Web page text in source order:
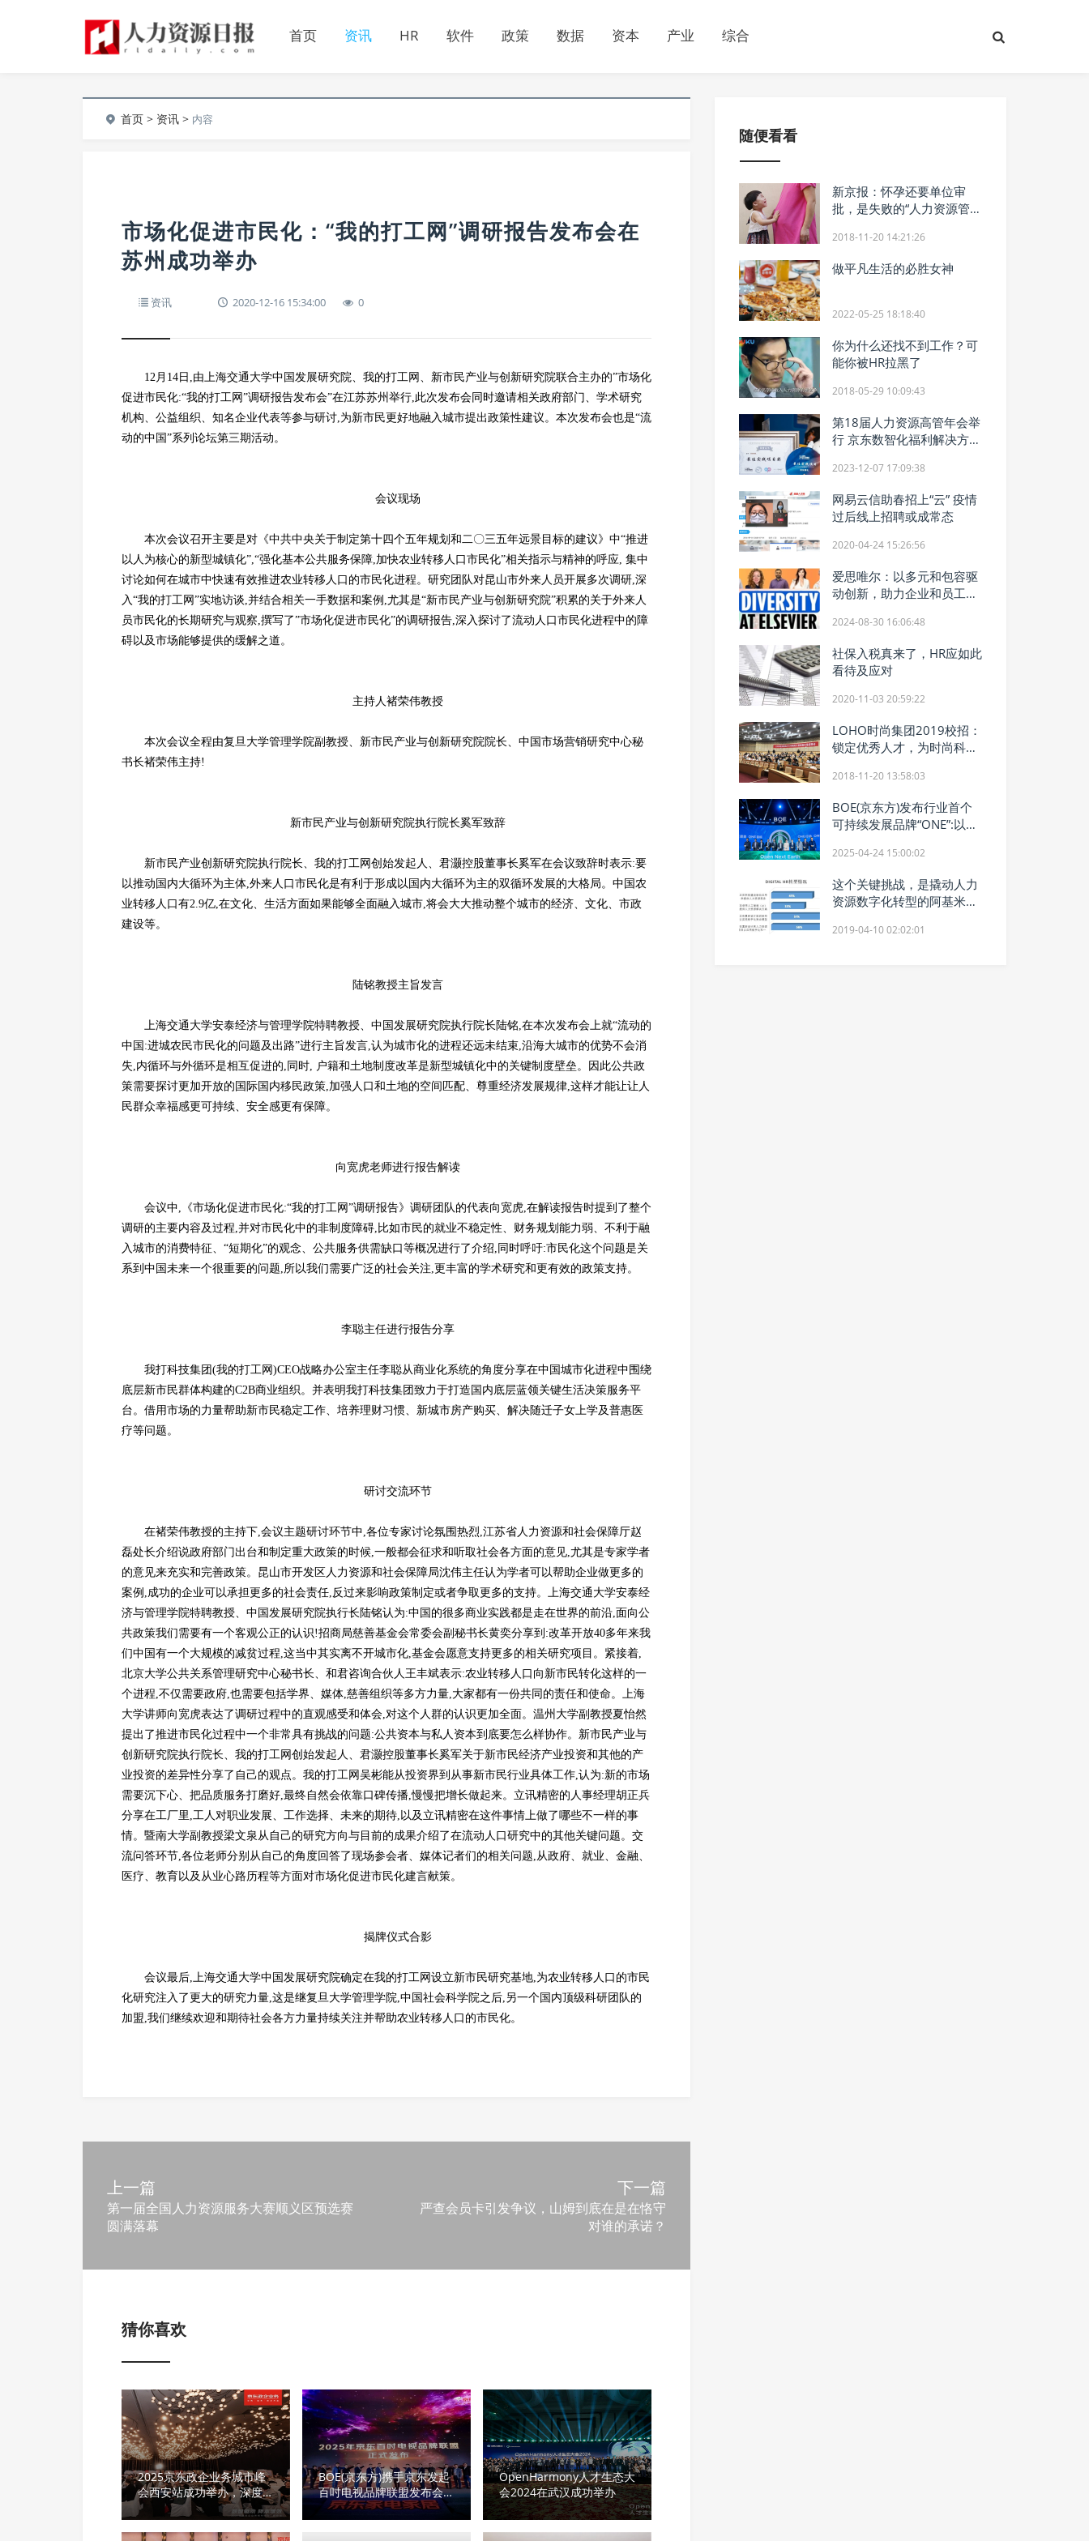
首页 资讯 HR 软件 政策 数据 资本 产业 综合
首页 > 资讯 > 内容
市场化促进市民化：“我的打工网”调研报告发布会在
苏州成功举办
资讯 2020-12-16 15:34:00 0
12月14日,由上海交通大学中国发展研究院、我的打工网、新市民产业与创新研究院联合主办的”市场化
促进市民化:“我的打工网”调研报告发布会”在江苏苏州举行,此次发布会同时邀请相关政府部门、学术研究
机构、公益组织、知名企业代表等参与研讨,为新市民更好地融入城市提出政策性建议。本次发布会也是“流
动的中国”系列论坛第三期活动。
会议现场
本次会议召开主要是对《中共中央关于制定第十四个五年规划和二〇三五年远景目标的建议》中“推进
以人为核心的新型城镇化”,“强化基本公共服务保障,加快农业转移人口市民化”相关指示与精神的呼应, 集中
讨论如何在城市中快速有效推进农业转移人口的市民化进程。研究团队对昆山市外来人员开展多次调研,深
入“我的打工网”实地访谈,并结合相关一手数据和案例,尤其是“新市民产业与创新研究院”积累的关于外来人
员市民化的长期研究与观察,撰写了”市场化促进市民化”的调研报告,深入探讨了流动人口市民化进程中的障
碍以及市场能够提供的缓解之道。
主持人褚荣伟教授
本次会议全程由复旦大学管理学院副教授、新市民产业与创新研究院院长、中国市场营销研究中心秘
书长褚荣伟主持!
新市民产业与创新研究院执行院长奚军致辞
新市民产业创新研究院执行院长、我的打工网创始发起人、君灏控股董事长奚军在会议致辞时表示:要
以推动国内大循环为主体,外来人口市民化是有利于形成以国内大循环为主的双循环发展的大格局。中国农
业转移人口有2.9亿,在文化、生活方面如果能够全面融入城市,将会大大推动整个城市的经济、文化、市政
建设等。
陆铭教授主旨发言
上海交通大学安泰经济与管理学院特聘教授、中国发展研究院执行院长陆铭,在本次发布会上就“流动的
中国:进城农民市民化的问题及出路”进行主旨发言,认为城市化的进程还远未结束,沿海大城市的优势不会消
失,内循环与外循环是相互促进的,同时, 户籍和土地制度改革是新型城镇化中的关键制度壁垒。因此公共政
策需要探讨更加开放的国际国内移民政策,加强人口和土地的空间匹配、尊重经济发展规律,这样才能让让人
民群众幸福感更可持续、安全感更有保障。
向宽虎老师进行报告解读
会议中,《市场化促进市民化:“我的打工网”调研报告》调研团队的代表向宽虎,在解读报告时提到了整个
调研的主要内容及过程,并对市民化中的非制度障碍,比如市民的就业不稳定性、财务规划能力弱、不利于融
入城市的消费特征、“短期化”的观念、公共服务供需缺口等概况进行了介绍,同时呼吁:市民化这个问题是关
系到中国未来一个很重要的问题,所以我们需要广泛的社会关注,更丰富的学术研究和更有效的政策支持。
李聪主任进行报告分享
我打科技集团(我的打工网)CEO战略办公室主任李聪从商业化系统的角度分享在中国城市化进程中围绕
底层新市民群体构建的C2B商业组织。并表明我打科技集团致力于打造国内底层蓝领关键生活决策服务平
台。借用市场的力量帮助新市民稳定工作、培养理财习惯、新城市房产购买、解决随迁子女上学及普惠医
疗等问题。
研讨交流环节
在褚荣伟教授的主持下,会议主题研讨环节中,各位专家讨论氛围热烈,江苏省人力资源和社会保障厅赵
磊处长介绍说政府部门出台和制定重大政策的时候,一般都会征求和听取社会各方面的意见,尤其是专家学者
的意见来充实和完善政策。昆山市开发区人力资源和社会保障局沈伟主任认为学者可以帮助企业做更多的
案例,成功的企业可以承担更多的社会责任,反过来影响政策制定或者争取更多的支持。上海交通大学安泰经
济与管理学院特聘教授、中国发展研究院执行长陆铭认为:中国的很多商业实践都是走在世界的前沿,面向公
共政策我们需要有一个客观公正的认识!招商局慈善基金会常委会副秘书长黄奕分享到:改革开放40多年来我
们中国有一个大规模的减贫过程,这当中其实离不开城市化,基金会愿意支持更多的相关研究项目。紧接着,
北京大学公共关系管理研究中心秘书长、和君咨询合伙人王丰斌表示:农业转移人口向新市民转化这样的一
个进程,不仅需要政府,也需要包括学界、媒体,慈善组织等多方力量,大家都有一份共同的责任和使命。上海
大学讲师向宽虎表达了调研过程中的直观感受和体会,对这个人群的认识更加全面。温州大学副教授夏怡然
提出了推进市民化过程中一个非常具有挑战的问题:公共资本与私人资本到底要怎么样协作。新市民产业与
创新研究院执行院长、我的打工网创始发起人、君灏控股董事长奚军关于新市民经济产业投资和其他的产
业投资的差异性分享了自己的观点。我的打工网吴彬能从投资界到从事新市民行业具体工作,认为:新的市场
需要沉下心、把品质服务打磨好,最终自然会依靠口碑传播,慢慢把增长做起来。立讯精密的人事经理胡正兵
分享在工厂里,工人对职业发展、工作选择、未来的期待,以及立讯精密在这件事情上做了哪些不一样的事
情。暨南大学副教授梁文泉从自己的研究方向与目前的成果介绍了在流动人口研究中的其他关键问题。交
流问答环节,各位老师分别从自己的角度回答了现场参会者、媒体记者们的相关问题,从政府、就业、金融、
医疗、教育以及从业心路历程等方面对市场化促进市民化建言献策。
揭牌仪式合影
会议最后,上海交通大学中国发展研究院确定在我的打工网设立新市民研究基地,为农业转移人口的市民
化研究注入了更大的研究力量,这是继复旦大学管理学院,中国社会科学院之后,另一个国内顶级科研团队的
加盟,我们继续欢迎和期待社会各方力量持续关注并帮助农业转移人口的市民化。
上一篇
第一届全国人力资源服务大赛顺义区预选赛
圆满落幕
下一篇
严查会员卡引发争议，山姆到底在是在恪守
对谁的承诺？
猜你喜欢
2025京东政企业务城市峰
会西安站成功举办，深度分
享业采融合产业实践
BOE(京东方)携手京东发起
百吋电视品牌联盟发布会
引领家庭视听正式迈入大屏
时代
OpenHarmony人才生态大
会2024在武汉成功举办
随便看看
新京报：怀孕还要单位审
批，是失败的“人力资源管
2018-11-20 14:21:26
做平凡生活的必胜女神
2022-05-25 18:18:40
你为什么还找不到工作？可
能你被HR拉黑了
2018-05-29 10:09:43
第18届人力资源高管年会举
行 京东数智化福利解决方案
2023-12-07 17:09:38
网易云信助春招上“云” 疫情
过后线上招聘或成常态
2020-04-24 15:26:56
爱思唯尔：以多元和包容驱
动创新，助力企业和员工共
2024-08-30 16:06:48
社保入税真来了，HR应如此
看待及应对
2020-11-03 20:59:22
LOHO时尚集团2019校招：
锁定优秀人才，为时尚科技
2018-11-20 13:58:03
BOE(京东方)发布行业首个
可持续发展品牌“ONE”:以开
来
2025-04-24 15:00:02
这个关键挑战，是撬动人力
资源数字化转型的阿基米德
2019-04-10 02:02:01